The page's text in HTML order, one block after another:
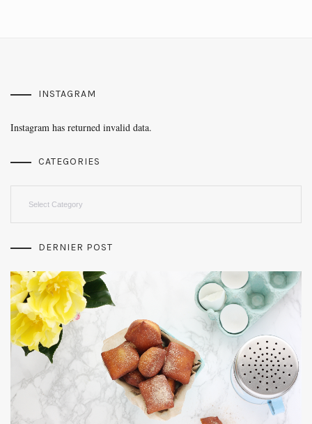
INSTAGRAM
Instagram has returned invalid data.
CATEGORIES
DERNIER POST